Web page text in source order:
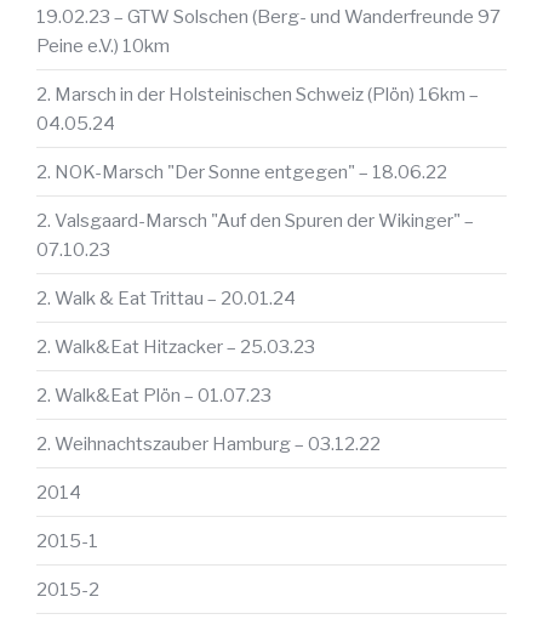
19.02.23 – GTW Solschen (Berg- und Wanderfreunde 97
Peine e.V.) 10km
2. Marsch in der Holsteinischen Schweiz (Plön) 16km –
04.05.24
2. NOK-Marsch "Der Sonne entgegen" – 18.06.22
2. Valsgaard-Marsch "Auf den Spuren der Wikinger" –
07.10.23
2. Walk & Eat Trittau – 20.01.24
2. Walk&Eat Hitzacker – 25.03.23
2. Walk&Eat Plön – 01.07.23
2. Weihnachtszauber Hamburg – 03.12.22
2014
2015-1
2015-2